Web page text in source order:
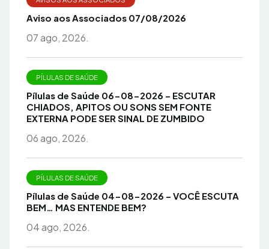
Aviso aos Associados 07/08/2026
07 ago, 2026.
PÍLULAS DE SAÚDE
Pílulas de Saúde 06-08-2026 – ESCUTAR
CHIADOS, APITOS OU SONS SEM FONTE
EXTERNA PODE SER SINAL DE ZUMBIDO
06 ago, 2026.
PÍLULAS DE SAÚDE
Pílulas de Saúde 04-08-2026 – VOCÊ ESCUTA
BEM… MAS ENTENDE BEM?
04 ago, 2026.